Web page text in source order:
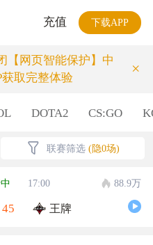
充值 下载APP
【网页智能保护】中
取完整体验
×
DOTA2 CS:GO
联赛筛选 (隐0场)
17:00 88.9万
45 王牌